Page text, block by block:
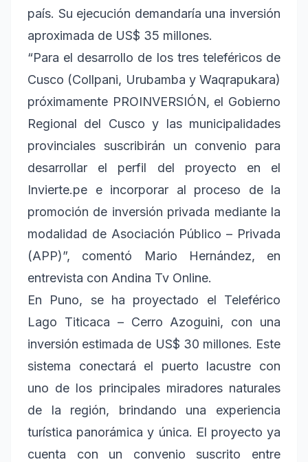
país. Su ejecución demandaría una inversión
aproximada de US$ 35 millones.
“Para el desarrollo de los tres teleféricos de
Cusco (Collpani, Urubamba y Waqrapukara)
próximamente PROINVERSIÓN, el Gobierno
Regional del Cusco y las municipalidades
provinciales suscribirán un convenio para
desarrollar el perfil del proyecto en el
Invierte.pe e incorporar al proceso de la
promoción de inversión privada mediante la
modalidad de Asociación Público – Privada
(APP)”, comentó Mario Hernández, en
entrevista con Andina Tv Online.
En Puno, se ha proyectado el Teleférico
Lago Titicaca – Cerro Azoguini, con una
inversión estimada de US$ 30 millones. Este
sistema conectará el puerto lacustre con
uno de los principales miradores naturales
de la región, brindando una experiencia
turística panorámica y única. El proyecto ya
cuenta con un convenio suscrito entre